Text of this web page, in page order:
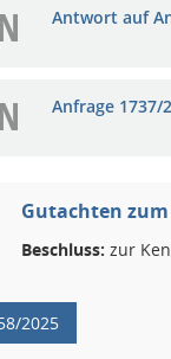
Antwort auf
Anfrage 1737/
Gutachten
Beschluss: zur
2025